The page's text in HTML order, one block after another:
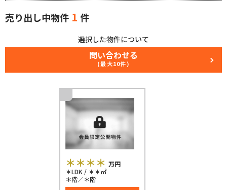
売り出し中物件 1 件
選択した物件について
問い合わせる
(最大10件)
＊＊＊＊ 万円
＊LDK / ＊＊㎡
＊階／＊階